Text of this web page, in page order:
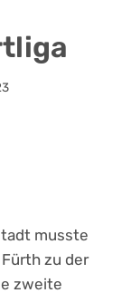
musste
zu der
zweite